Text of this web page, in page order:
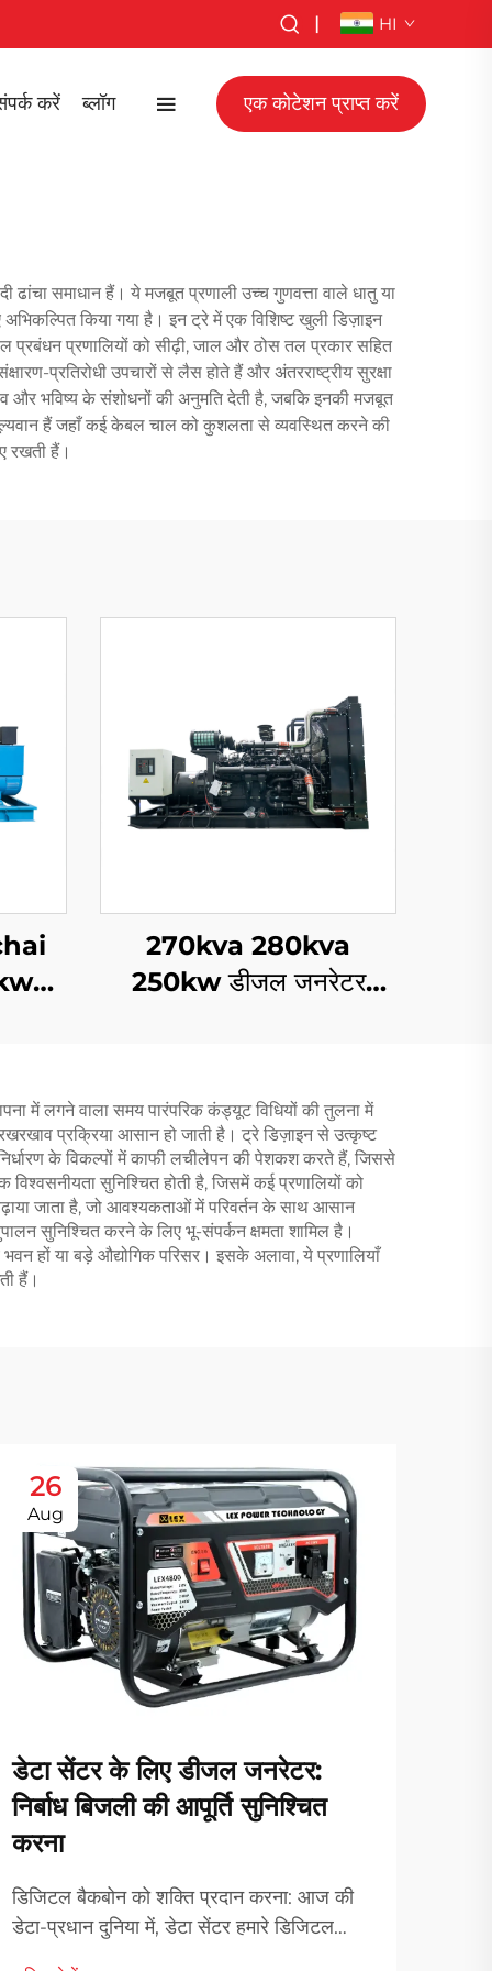
| HI
करें ब्लॉग एक कोटेशन प्राप्त करें
समाधान हैं। ये मजबूत प्रणाली उच्च गुणवत्ता वाले धातु या
किया गया है। इन ट्रे में एक विशिष्ट खुली डिज़ाइन
प्रणालियों को सीढ़ी, जाल और ठोस तल प्रकार सहित
प्रतिरोधी उपचारों से लैस होते हैं और अंतरराष्ट्रीय सुरक्षा
और भविष्य के संशोधनों की अनुमति देती है, जबकि इनकी मजबूत
हैं जहाँ कई केबल चाल को कुशलता से व्यवस्थित करने की
रखती हैं।
270kva 280kva
250kw डीजल जनरेटर
में लगने वाला समय पारंपरिक कंड्यूट विधियों की तुलना में
प्रक्रिया आसान हो जाती है। ट्रे डिज़ाइन से उत्कृष्ट
के विकल्पों में काफी लचीलेपन की पेशकश करते हैं, जिससे
सुनिश्चित होती है, जिसमें कई प्रणालियों को
जाता है, जो आवश्यकताओं में परिवर्तन के साथ आसान
सुनिश्चित करने के लिए भू-संपर्कन क्षमता शामिल है।
हों या बड़े औद्योगिक परिसर। इसके अलावा, ये प्रणालियाँ
हैं।
26
Aug
डेटा सेंटर के लिए डीजल जनरेटर:
निर्बाध बिजली की आपूर्ति सुनिश्चित
करना
डिजिटल बैकबोन को शक्ति प्रदान करना: आज की
डेटा-प्रधान दुनिया में, डेटा सेंटर हमारे डिजिटल